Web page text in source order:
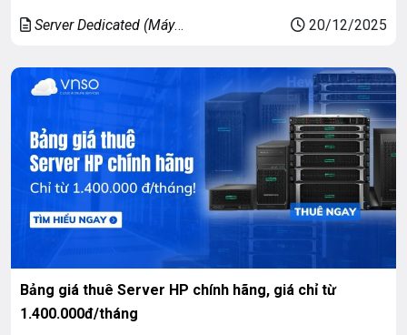
chọn nhiều nhất nhờ độ ổn định, […]
Server Dedicated (Máy
20/12/2025
Bảng giá thuê Server HP chính hãng, giá chỉ từ
1.400.000đ/tháng